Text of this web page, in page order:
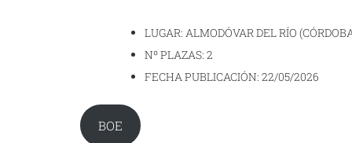
LUGAR: ALMODÓVAR DEL RÍO
Nº PLAZAS: 2
FECHA PUBLICACIÓN: 22/05/2026
BOE